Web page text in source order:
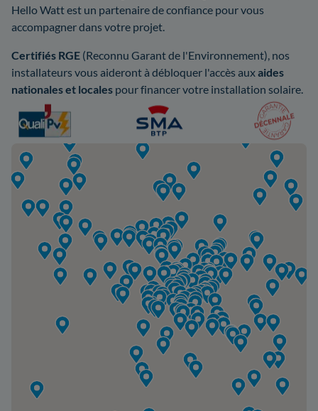
Hello Watt est un partenaire de confiance pour vous
accompagner dans votre projet.
Certifiés RGE (Reconnu Garant de l'Environnement), nos
installateurs vous aideront à débloquer l'accès auxaides
nationales et locales pour financer votre installation solaire.